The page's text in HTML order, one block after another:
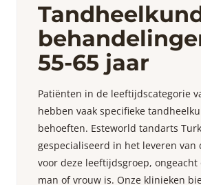
55-65 jaar
Patiënten in de leeftijdscategorie
hebben vaak specifieke
behoeften. Esteworld tandarts
gespecialiseerd in het leveren van
voor deze leeftijdsgroep,
man of vrouw is. Onze klinieken